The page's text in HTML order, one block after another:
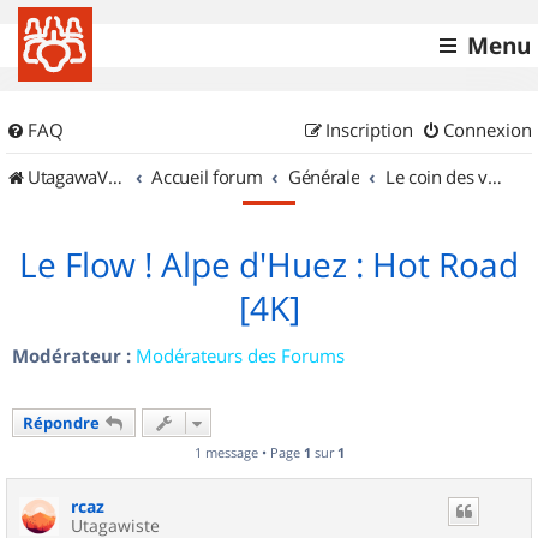
Menu
FAQ Connexion
Inscription
UtagawaVTT (Randos VTT et VTTAE avec traces GPS)
Accueil forum Générale Le coin des vidéastes
Le Flow ! Alpe d'Huez : Hot Road
[4K]
Modérateur : Modérateurs des Forums
Répondre
1 message • Page 1 sur 1
rcaz
Utagawiste